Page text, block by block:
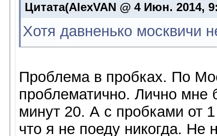
Цитата(AlexVAN @ 4 Июн. 2014,
Хотя давненько москвичи
Проблема в пробках. По
проблематично. Лично мне
минут 20. А с пробками от
что я не поеду никогда. Не